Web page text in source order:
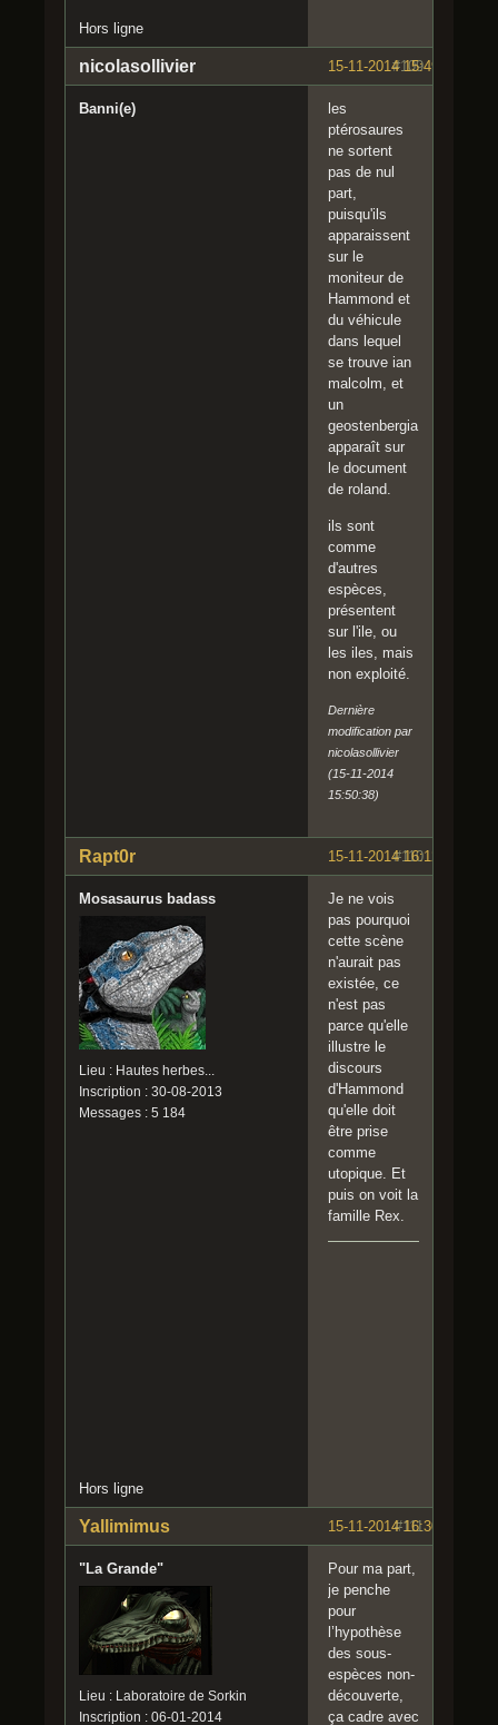
Hors ligne
#109
15-11-2014 15:49:59
nicolasollivier
Banni(e)
les
ptérosaures
ne sortent
pas de nul
part,
puisqu'ils
apparaissent
sur le
moniteur de
Hammond et
du véhicule
dans lequel
se trouve ian
malcolm, et
un
geostenbergia
apparaît sur
le document
de roland.
ils sont
comme
d'autres
espèces,
présentent
sur l'ile, ou
les iles, mais
non exploité.
Dernière
modification par
nicolasollivier
(15-11-2014
15:50:38)
#110
15-11-2014 16:12:15
Rapt0r
Mosasaurus badass
Lieu : Hautes herbes...
Inscription : 30-08-2013
Messages : 5 184
Je ne vois
pas pourquoi
cette scène
n'aurait pas
existée, ce
n'est pas
parce qu'elle
illustre le
discours
d'Hammond
qu'elle doit
être prise
comme
utopique. Et
puis on voit la
famille Rex.
Hors ligne
#111
15-11-2014 16:30:30
Yallimimus
"La Grande"
Lieu : Laboratoire de Sorkin
Inscription : 06-01-2014
Pour ma part,
je penche
pour
l’hypothèse
des sous-
espèces non-
découverte,
ça cadre avec